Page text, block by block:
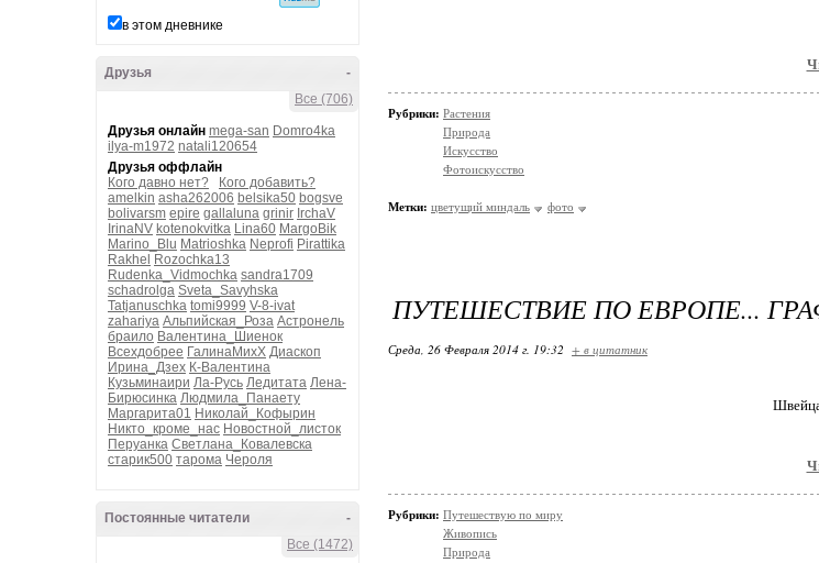
в этом дневнике
-
Друзья
Все (706)
Друзья онлайн mega-san Domro4ka
ilya-m1972 natali120654
Друзья оффлайн
Кого давно нет?
Кого добавить?
amelkin asha262006 belsika50 bogsve
bolivarsm epire gallaluna grinir IrchaV
IrinaNV kotenokvitka Lina60 MargoBik
Marino_Blu Matrioshka Neprofi Pirattika
Rakhel
Rozochka13
Rudenka_Vidmochka sandra1709
schadrolga Sveta_Savyhska
Tatjanuschka tomi9999 V-8-ivat
zahariya Альпийская_Роза Астронель
браило Валентина_Шиенок
Всехдобрее ГалинаМихХ Диаскоп
Ирина_Дзех К-Валентина
Кузьминаири Ла-Русь Ледитата Лена-
Бирюсинка Людмила_Панаету
Маргарита01 Николай_Кофырин
Никто_кроме_нас Новостной_листок
Перуанка Светлана_Ковалевска
старик500 тарома Чероля
-
Постоянные читатели
Все (1472)
Рубрики: Растения
Природа
Искусство
Фотоискусство
Метки: цветущий миндаль фото
ПУТЕШЕСТВИЕ ПО ЕВРОПЕ...
Среда, 26 Февраля 2014 г. 19:32 + в цитатник
Рубрики: Путешествую по миру
Живопись
Природа